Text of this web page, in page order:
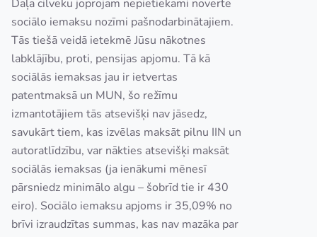
Daļa cilvēku joprojām nepietiekami novērtē
sociālo iemaksu nozīmi pašnodarbinātajiem.
Tās tiešā veidā ietekmē Jūsu nākotnes
labklājību, proti, pensijas apjomu. Tā kā
sociālās iemaksas jau ir ietvertas
patentmaksā un MUN, šo režīmu
izmantotājiem tās atsevišķi nav jāsedz,
savukārt tiem, kas izvēlas maksāt pilnu IIN un
autoratlīdzību, var nākties atsevišķi maksāt
sociālās iemaksas (ja ienākumi mēnesī
pārsniedz minimālo algu – šobrīd tie ir 430
eiro). Sociālo iemaksu apjoms ir 35,09% no
brīvi izraudzītas summas, kas nav mazāka par